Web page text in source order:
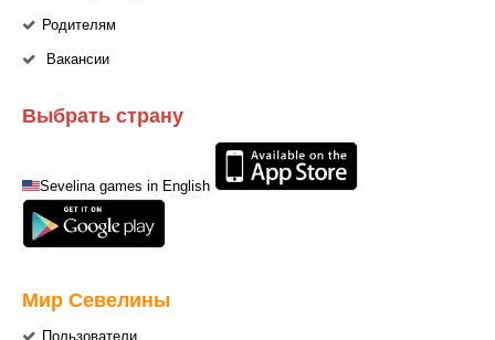
Родителям
Вакансии
Выбрать страну
Sevelina games in English
Мир Севелины
Пользователи